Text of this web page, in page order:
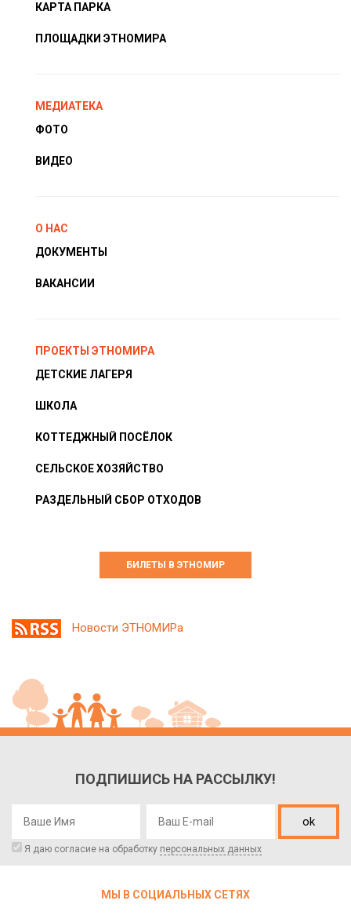
КАРТА ПАРКА
ПЛОЩАДКИ ЭТНОМИРА
МЕДИАТЕКА
ФОТО
ВИДЕО
О НАС
ДОКУМЕНТЫ
ВАКАНСИИ
ПРОЕКТЫ ЭТНОМИРА
ДЕТСКИЕ ЛАГЕРЯ
ШКОЛА
КОТТЕДЖНЫЙ ПОСЁЛОК
СЕЛЬСКОЕ ХОЗЯЙСТВО
РАЗДЕЛЬНЫЙ СБОР ОТХОДОВ
БИЛЕТЫ В ЭТНОМИР
Новости ЭТНОМИРа
ПОДПИШИСЬ НА РАССЫЛКУ!
ok
Я даю согласие на обработку персональных данных
МЫ В СОЦИАЛЬНЫХ СЕТЯХ